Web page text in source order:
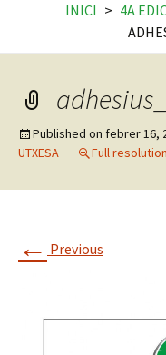
INICI > 4A
Published on febrer 16,
UTXESA
Full
← Previous